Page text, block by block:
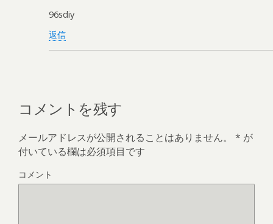
96sdiy
返信
コメントを残す
メールアドレスが公開されることはありません。 * が
付いている欄は必須項目です
コメント